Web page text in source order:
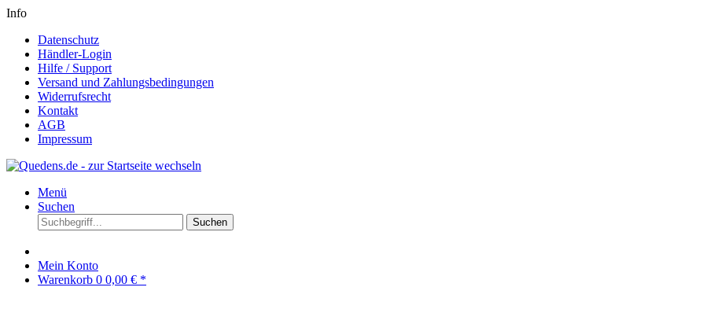
Info
Datenschutz
Händler-Login
Hilfe / Support
Versand und Zahlungsbedingungen
Widerrufsrecht
Kontakt
AGB
Impressum
Menü
Suchen
Suchen
Mein Konto
Warenkorb 0 0,00 € *